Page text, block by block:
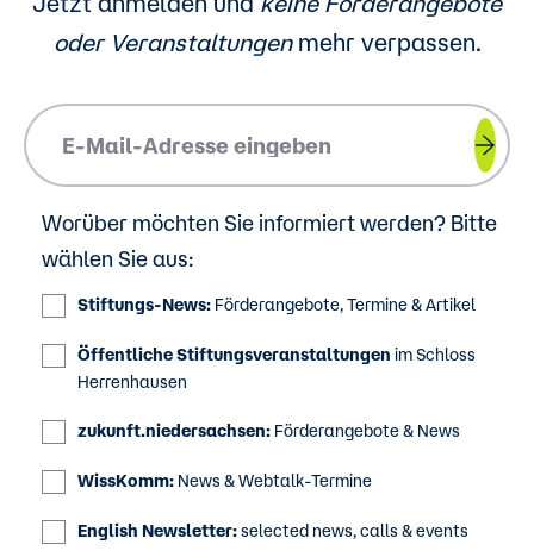
oder Veranstaltungen mehr verpassen.
Worüber möchten Sie informiert werden? Bitte
wählen Sie aus:
Stiftungs-News: Förderangebote, Termine & Artikel
Öffentliche Stiftungsveranstaltungen im Schloss
Herrenhausen
zukunft.niedersachsen: Förderangebote & News
WissKomm: News & Webtalk-Termine
English Newsletter:selected news, calls & events